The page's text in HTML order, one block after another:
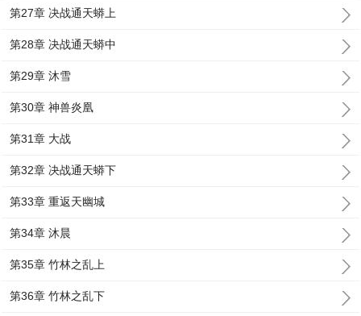
第27章 决战通天蟒上
第28章 决战通天蟒中
第29章 沐雪
第30章 神兽炎凰
第31章 大战
第32章 决战通天蟒下
第33章 重返天幽城
第34章 沐晨
第35章 竹林之乱上
第36章 竹林之乱下